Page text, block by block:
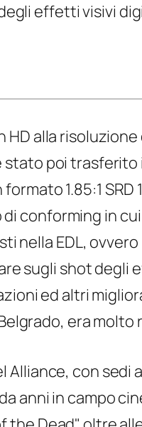
effetti visivi
HD alla
stato poi trasferito
formato 1.85:1
conforming in
nella EDL,
sugli shot
ed altri
era molto
Alliance, con
anni in campo